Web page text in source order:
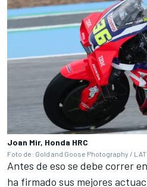
Joan Mir, Honda HRC
Foto de: Gold and Goose Photography /
Antes de eso se debe correr
ha firmado sus mejores